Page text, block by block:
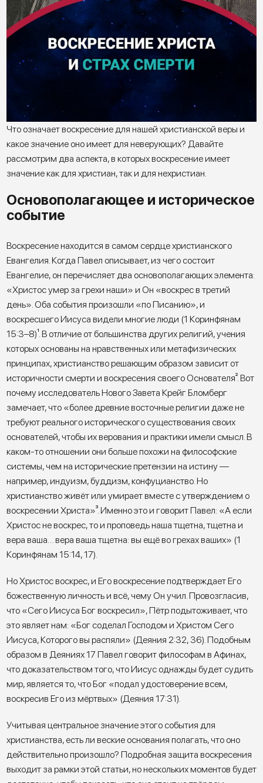
Что означает воскресение для нашей христианской веры и
какое значение оно имеет для неверующих? Давайте
рассмотрим два аспекта, в которых воскресение имеет
значение как для христиан, так и для нехристиан.
Основополагающее и историческое
событие
Воскресение находится в самом сердце христианского
Евангелия. Когда Павел описывает, из чего состоит
Евангелие, он перечисляет два основополагающих элемента:
«Христос умер за грехи наши» и Он «воскрес в третий
день». Оба события произошли «по Писанию», и
воскресшего Иисуса видели многие люди (1 Коринфянам
15:3–8)¹. В отличие от большинства других религий, учения
которых основаны на нравственных или метафизических
принципах, христианство решающим образом зависит от
историчности смерти и воскресения своего Основателя². Вот
почему исследователь Нового Завета Крейг Бломберг
замечает, что «более древние восточные религии даже не
требуют реального исторического существования своих
основателей, чтобы их верования и практики имели смысл. В
каком-то отношении они больше похожи на философские
системы, чем на исторические претензии на истину —
например, индуизм, буддизм, конфуцианство. Но
христианство живёт или умирает вместе с утверждением о
воскресении Христа»³. Именно это и говорит Павел: «А если
Христос не воскрес, то и проповедь наша тщетна, тщетна и
вера ваша… вера ваша тщетна: вы ещё во грехах ваших» (1
Коринфянам 15:14, 17).
Но Христос воскрес, и Его воскресение подтверждает Его
божественную личность и всё, чему Он учил. Провозгласив,
что «Сего Иисуса Бог воскресил», Пётр подытоживает, что
это являет нам: «Бог соделал Господом и Христом Сего
Иисуса, Которого вы распяли» (Деяния 2:32, 36). Подобным
образом в Деяниях 17 Павел говорит философам в Афинах,
что доказательством того, что Иисус однажды будет судить
мир, является то, что Бог «подал удостоверение всем,
воскресив Его из мёртвых» (Деяния 17:31).
Учитывая центральное значение этого события для
христианства, есть ли веские основания полагать, что оно
действительно произошло? Подробная защита воскресения
выходит за рамки этой статьи, но нескольких моментов будет